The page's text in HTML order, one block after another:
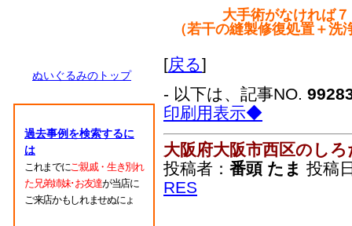
大手術がなければ
（若干の縫製修復処置＋
ぬいぐるみのトップ
過去事例を検索するに
は
これまでにご親戚・生き別れ
た兄弟姉妹･お友達が当店に
ご来店かもしれませぬにょ
[戻る]
- 以下は、記事NO.
印刷用表示◆
大阪府大阪市西区のし
投稿者： 番頭 たま 投稿
RES